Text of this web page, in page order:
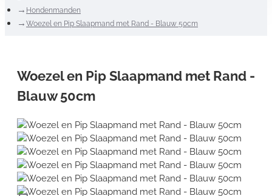
Hondenmanden
Woezel en Pip Slaapmand met Rand - Blauw 50cm
Woezel en Pip Slaapmand met Rand -
Blauw 50cm